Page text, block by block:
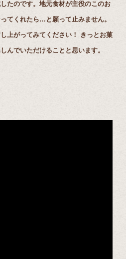
たのです。地元⾷材が主役のこのお
てくれたら…と願って⽌みません。
上がってみてください！ きっとお菓
んでいただけることと思います。